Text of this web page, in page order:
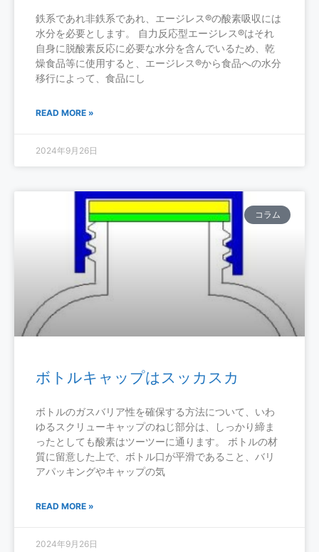
鉄系であれ非鉄系であれ、エージレス®の酸素吸収には
水分を必要とします。 自力反応型エージレス®はそれ
自身に脱酸素反応に必要な水分を含んでいるため、乾
燥食品等に使用すると、エージレス®から食品への水分
移行によって、食品にし
READ MORE »
2024年9月26日
コラム
ボトルキャップはスッカスカ
ボトルのガスバリア性を確保する方法について、いわ
ゆるスクリューキャップのねじ部分は、しっかり締ま
ったとしても酸素はツーツーに通ります。 ボトルの材
質に留意した上で、ボトル口が平滑であること、バリ
アパッキングやキャップの気
READ MORE »
2024年9月26日